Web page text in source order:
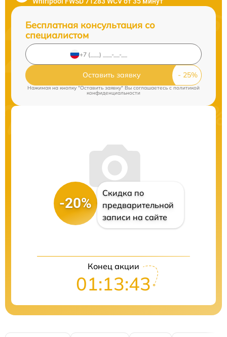
Бесплатная консультация со
специалистом
Оставить заявку
Нажимая на кнопку "Оставить заявку" Вы соглашаетесь c политикой
конфиденциальности
-20%
Скидка по
предварительной
записи на сайте
Конец акции
01:13:42